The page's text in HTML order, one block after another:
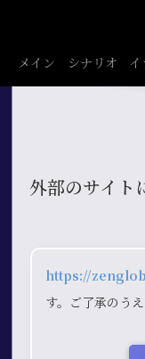
メイン シナリオ イ
外部のサイト
https://
す。ご了承のう